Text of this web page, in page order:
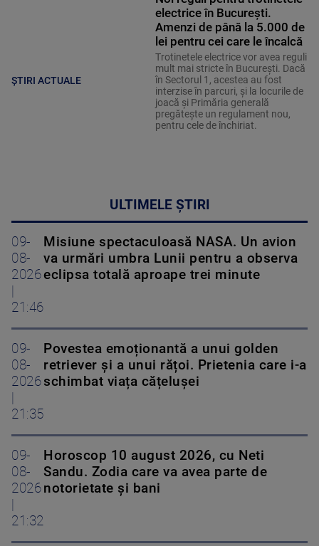
ȘTIRI ACTUALE
electrice în București.
Amenzi de până la 5.000 de
lei pentru cei care le încalcă
Trotinetele electrice vor avea reguli
mult mai stricte în București. Dacă
în Sectorul 1, acestea au fost
interzise în parcuri, și la locurile de
joacă și Primăria generală
pregătește un regulament nou,
pentru cele de închiriat.
ULTIMELE ȘTIRI
09-
08-
2026
21:46
Misiune spectaculoasă NASA. Un avion
va urmări umbra Lunii pentru a observa
eclipsa totală aproape trei minute
09-
08-
2026
21:35
Povestea emoționantă a unui golden
retriever și a unui rățoi. Prietenia care i-a
schimbat viața cățelușei
09-
08-
2026
21:32
Horoscop 10 august 2026, cu Neti
Sandu. Zodia care va avea parte de
notorietate și bani